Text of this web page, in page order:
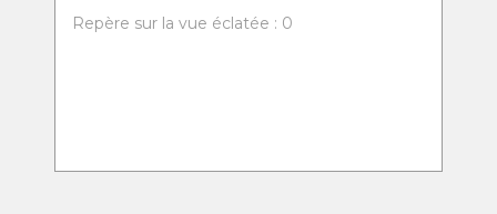
Repère sur la vue éclatée : 0